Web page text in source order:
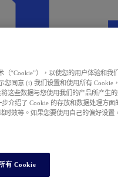
（“Cookie”），以使您的用户体验和我
您同意 (i) 我们设置和使用所有 Cookie
这些数据与您使用我们的产品所产生
步介绍了 Cookie 的存放和数据处理方面
时效等。如果您要使用自己的偏好设置
有 Cookie